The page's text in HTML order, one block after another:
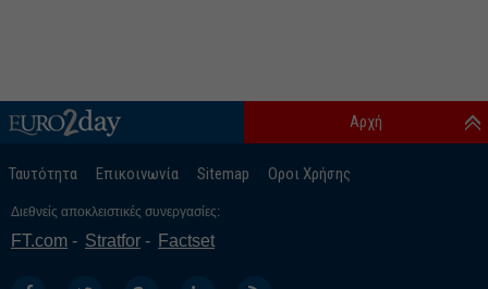
Ταυτότητα Επικοινωνία Sitemap Οροι Χρήσης
Αρχή
Διεθνείς αποκλειστικές συνεργασίες:
FT.com Stratfor Factset